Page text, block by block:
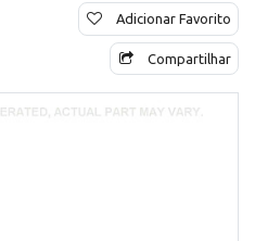
Adicionar Favorito
Compartilhar